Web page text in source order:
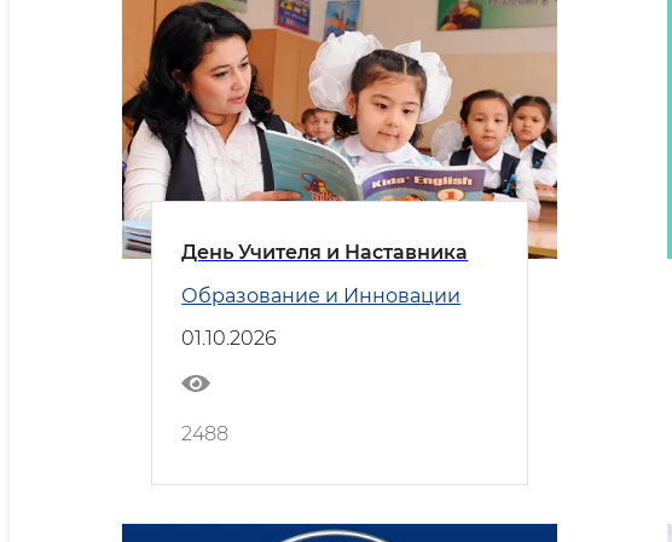
День Учителя и Наставника
Образование и Инновации
01.10.2026
2488